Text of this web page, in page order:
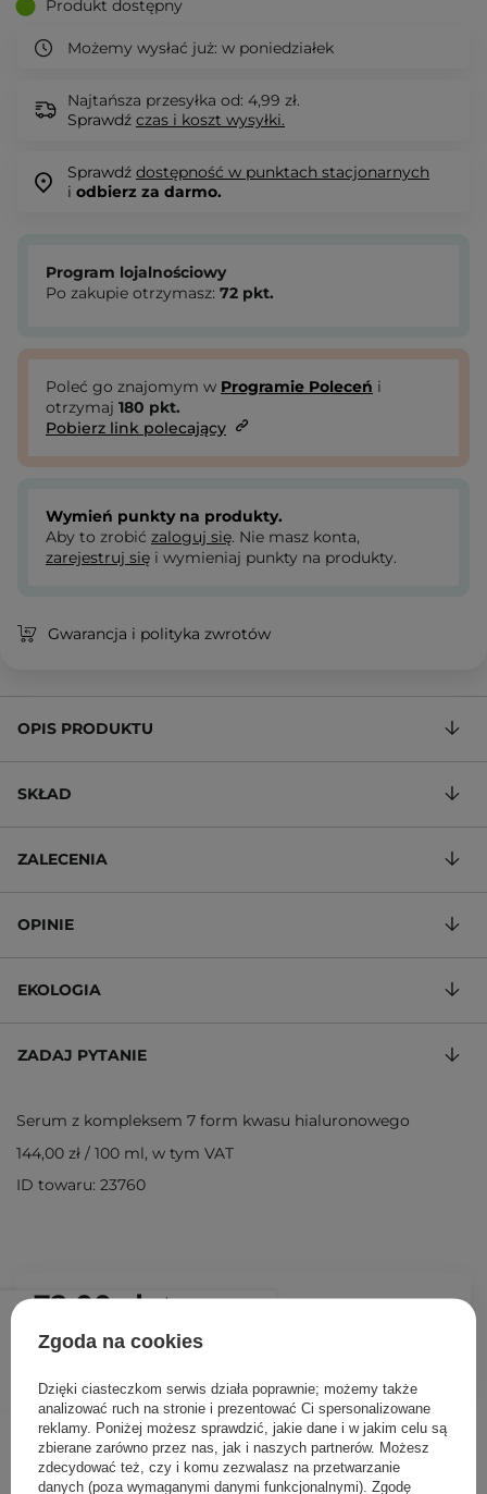
Produkt dostępny
Możemy wysłać już: w poniedziałek
Najtańsza przesyłka od: 4,99 zł.
Sprawdź czas i koszt wysyłki.
Sprawdź dostępność w punktach stacjonarnych
i odbierz za darmo.
72,00 zł /szt.
Program lojalnościowy
Po zakupie otrzymasz: 72 pkt.
Poleć go znajomym w Programie Poleceń i
otrzymaj 180 pkt.
Pobierz link polecający
Wymień punkty na produkty.
Aby to zrobić zaloguj się. Nie masz konta,
zarejestruj się i wymieniaj punkty na produkty.
Gwarancja i polityka zwrotów
OPIS PRODUKTU
SKŁAD
ZALECENIA
OPINIE
EKOLOGIA
ZADAJ PYTANIE
Serum z kompleksem 7 form kwasu hialuronowego
144,00 zł / 100 ml, w tym VAT
ID towaru: 23760
Inni klienci sprawdzali również
Zgoda na cookies
Dzięki ciasteczkom serwis działa poprawnie; możemy także
analizować ruch na stronie i prezentować Ci spersonalizowane
reklamy. Poniżej możesz sprawdzić, jakie dane i w jakim celu są
zbierane zarówno przez nas, jak i naszych partnerów. Możesz
zdecydować też, czy i komu zezwalasz na przetwarzanie
danych (poza wymaganymi danymi funkcjonalnymi). Zgodę